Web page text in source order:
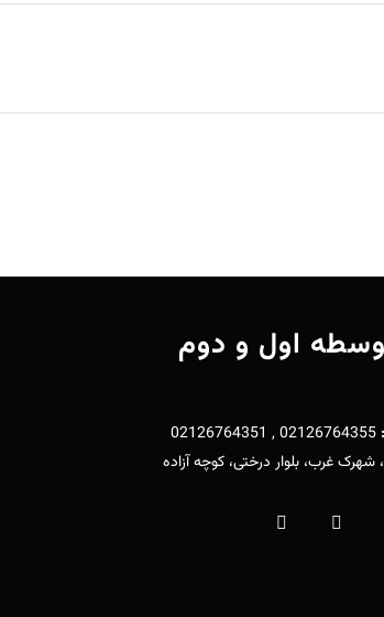
اول و دوم
02126764355 , 02126764351
شهرک غرب، بلوار درختی، کوچه آزاده